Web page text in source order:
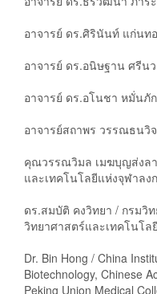
อาจารย์ ดร.ศิรินันท์ แก่น
อาจารย์ ดร.อนิษฐาน ศรี
อาจารย์ ดร.อโนชา หมั่น
อาจารย์สถาพร วรรณธน
คุณวรรณวิมล เมฆบุญส่งลา
และเทคโนโลยีแห่งจุฬาล
ดร.สมบัติ คงวิทยา / กรมวิ
วิทยาศาสตร์และเทคโนโลยี
Dr. Bin Hong / China
Biotechnology, Chinese
Peking Union Medical